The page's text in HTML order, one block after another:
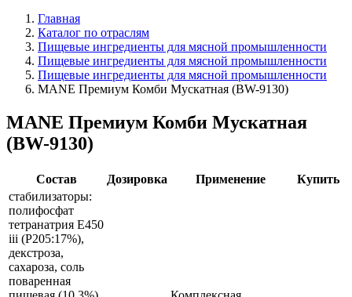
Главная
Каталог по отраслям
Пищевые ингредиенты для мясной промышленности
Пищевые ингредиенты для мясной промышленности
Пищевые ингредиенты для мясной промышленности
MANE Премиум Комби Мускатная (BW-9130)
MANE Премиум Комби Мускатная
(BW-9130)
Состав Дозировка Применение
Купить
стабилизаторы:
полифосфат
тетранатрия E450
iii (P205:17%),
декстроза,
сахароза, соль
поваренная